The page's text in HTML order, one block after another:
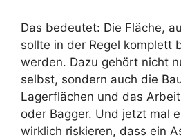
Das bedeutet: Die Fläche,
sollte in der Regel komplett
werden. Dazu gehört nicht
selbst, sondern auch die
Lagerflächen und das
oder Bagger. Und jetzt mal
wirklich riskieren, dass ein